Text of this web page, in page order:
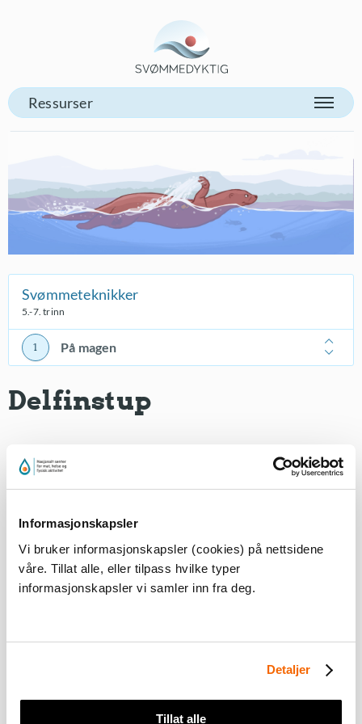
Informasjonskapsler
Vi bruker informasjonskapsler (cookies) på nettsidene
våre. Tillat alle, eller tilpass hvilke typer
informasjonskapsler vi samler inn fra deg.
Detaljer
Tillat alle
Svømmeteknikker
5.-7. trinn
På magen
Delfinstup
Du måakseptere markedsføringscookiesfor å kunne
Eleven står på botnen i hoftedjupt vatn, med armane
Bøyer hoftene framover og eleven ser ned medan